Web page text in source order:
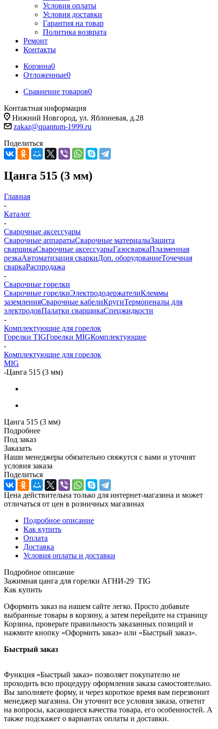
Условия оплаты
Условия доставки
Гарантия на товар
Политика возврата
Ремонт
Контакты
Корзина0
Отложенные0
Сравнение товаров0
Контактная информация
Нижний Новгород, ул. Яблоневая, д.28
zakaz@quantum-1999.ru
Поделиться
Цанга 515 (3 мм)
Главная
-
Каталог
-
Сварочные аксессуары
Сварочные аппаратыСварочные материалыЗащита
сварщикаСварочные аксессуарыГазосваркаПлазменная
резкаАвтоматизация сваркиДоп. оборудованиеТочечная
сваркаРаспродажа
-
Сварочные горелки
Сварочные горелкиЭлектрододержателиКлеммы
заземленияСварочные кабелиКругиТермопеналы для
электродовПалатки сварщикаСпецжидкости
-
Комплектующие для горелок
Горелки TIGГорелки MIGКомплектующие
-
Комплектующие для горелок
MIG
-Цанга 515 (3 мм)
Цанга 515 (3 мм)
Подробнее
Под заказ
Заказать
Наши менеджеры обязательно свяжутся с вами и уточнят
условия заказа
Поделиться
Цена действительна только для интернет-магазина и может
отличаться от цен в розничных магазинах
Подробное описание
Как купить
Оплата
Доставка
Условия оплаты и доставки
Подробное описание
Зажимная цанга для горелки АГНИ-29 TIG
Как купить
Оформить заказ на нашем сайте легко. Просто добавьте
выбранные товары в корзину, а затем перейдите на страницу
Корзина, проверьте правильность заказанных позиций и
нажмите кнопку «Оформить заказ» или «Быстрый заказ».
Быстрый заказ
Функция «Быстрый заказ» позволяет покупателю не
проходить всю процедуру оформления заказа самостоятельно.
Вы заполняете форму, и через короткое время вам перезвонит
менеджер магазина. Он уточнит все условия заказа, ответит
на вопросы, касающиеся качества товара, его особенностей. А
также подскажет о вариантах оплаты и доставки.